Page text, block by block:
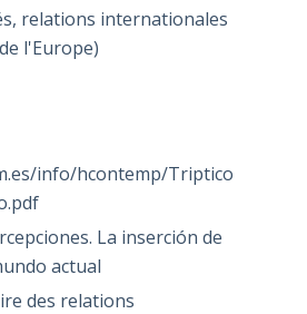
relations internationales
l'Europe)
info/hcontemp/Triptico
La inserción de
actual
des relations